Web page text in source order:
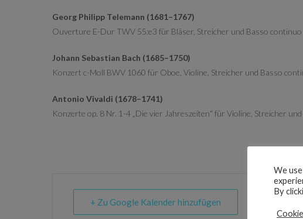
Georg Philipp Telemann (1681–1767)
Ouverture E-Dur TWV 55:e3 für Bläser, Streicher und Basso continuo
Johann Sebastian Bach (1685–1750)
Konzert c-Moll BWV 1060 für Oboe, Violine, Streicher und Basso
Antonio Vivaldi (1678–1741)
Konzerte op. 8 Nr. 1-4 „Die vier Jahreszeiten“ für Violine, Streicher
+ Zu Google Kalender hinzufügen
We
By